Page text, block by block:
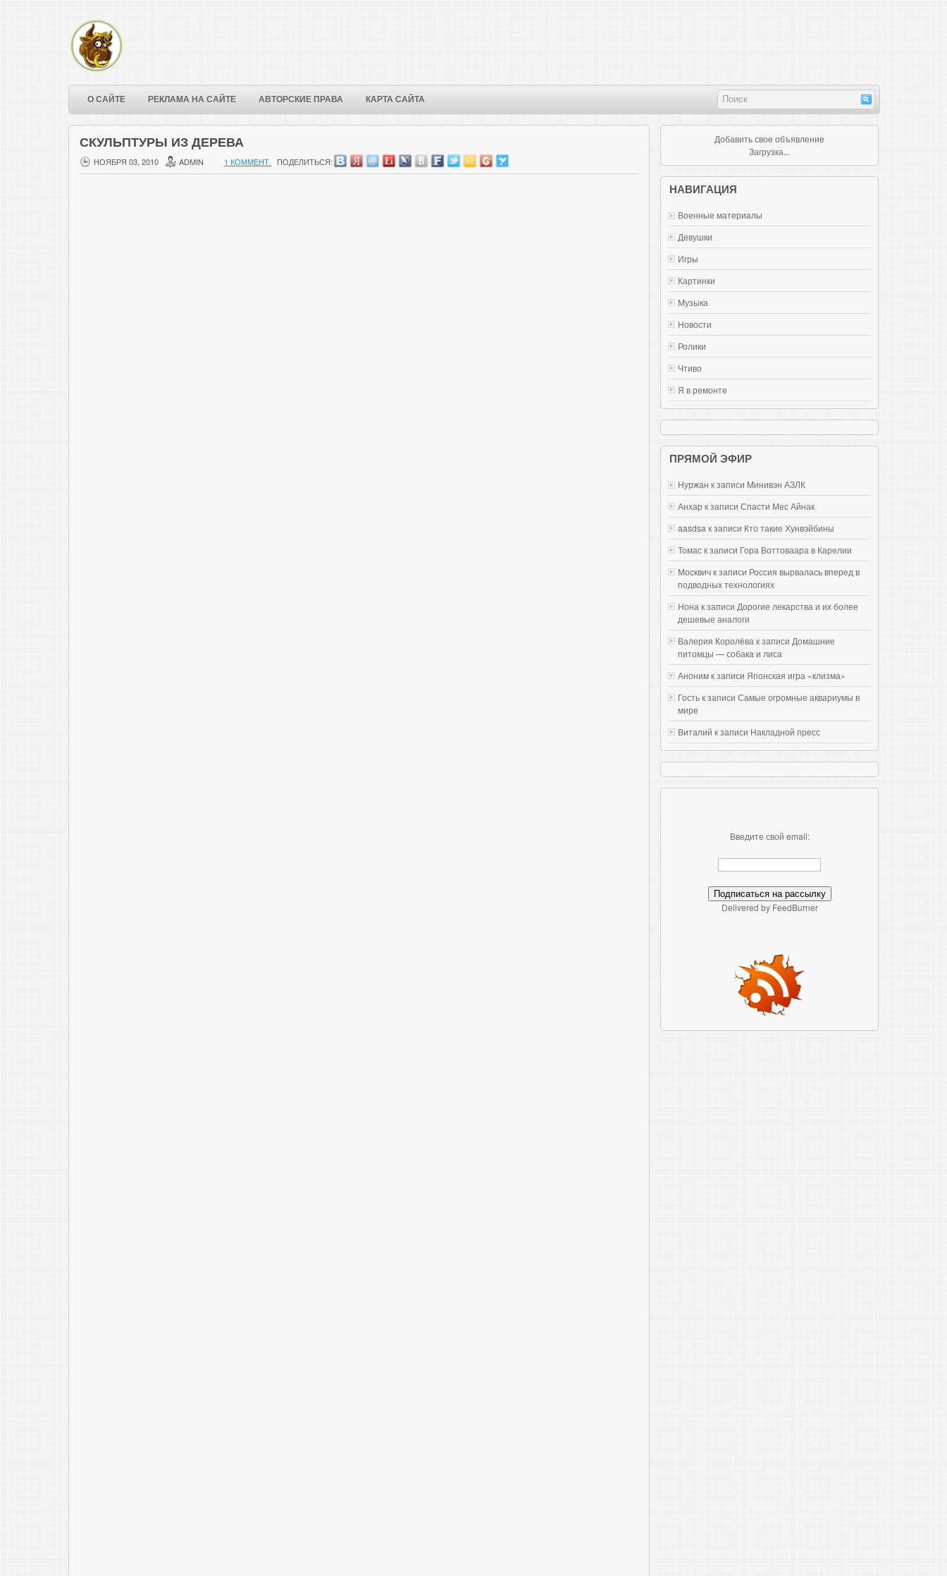
О САЙТЕ РЕКЛАМА НА САЙТЕ АВТОРСКИЕ ПРАВА КАРТА САЙТА
СКУЛЬПТУРЫ ИЗ ДЕРЕВА
НОЯБРЯ 03, 2010 ADMIN 1 КОММЕНТ. ПОДЕЛИТЬСЯ:
Добавить свое объявление
Загрузка...
НАВИГАЦИЯ
Военные материалы
Девушки
Игры
Картинки
Музыка
Новости
Ролики
Чтиво
Я в ремонте
ПРЯМОЙ ЭФИР
Нуржан к записи Mинивэн АЗЛК
Анхар к записи Спасти Мес Айнак
aasdsa к записи Кто такие Хунвэйбины
Томас к записи Гора Воттоваара в Карелии
Москвич к записи Россия вырвалась вперед в
подводных технологиях
Нона к записи Дорогие лекарства и их более
дешевые аналоги
Валерия Королёва к записи Домашние
питомцы — собака и лиса
Аноним к записи Японская игра «клизма»
Гость к записи Самые огромные аквариумы в
мире
Виталий к записи Накладной пресс
Введите свой email:
Delivered by FeedBurner